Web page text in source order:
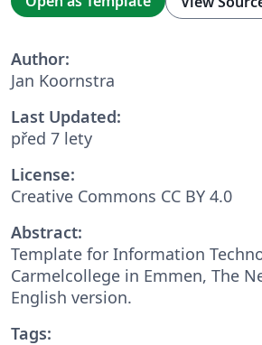
Author:
Jan Koornstra
Last Updated:
před 7 lety
License:
Creative Commons CC BY 4.0
Abstract:
Template for Information
Carmelcollege in Emmen, The
English version.
Tags: